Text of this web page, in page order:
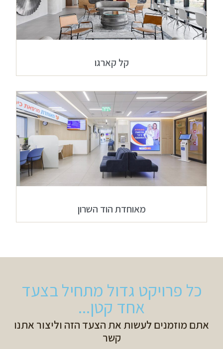
קל קארגו
מאוחדת הוד השרון
כל פרויקט גדול מתחיל בצעד
אחד קטן...
אתם מוזמנים לעשות את הצעד הזה וליצור אתנו
קשר